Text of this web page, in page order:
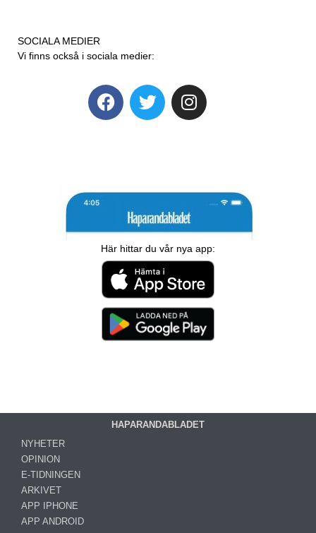
SOCIALA MEDIER
Vi finns också i sociala medier:
Här hittar du vår nya app:
HAPARANDABLADET
NYHETER
OPINION
E-TIDNINGEN
ARKIVET
APP IPHONE
APP ANDROID